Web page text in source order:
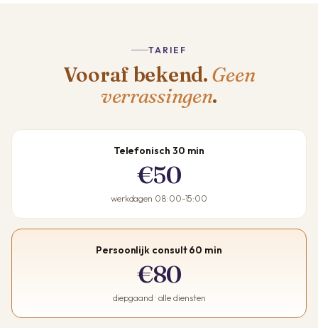
TARIEF
Vooraf bekend. Geen
verrassingen.
Telefonisch 30 min
€50
werkdagen 08:00-15:00
Persoonlijk consult 60 min
€80
diepgaand · alle diensten